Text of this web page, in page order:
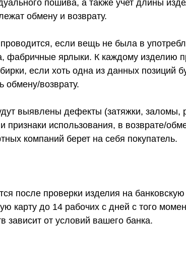
пошива, а также учет длины
обмену и возврату.
если вещь не была в
фабричные ярлыки. К каждому изделию
если хоть одна из данных позиций
обмену/возврату.
выявлены дефекты (затяжки, заломы,
признаки использования, в возврате/
компаний берет на себя покупатель.
после проверки изделия на
карту до 14 рабочих с дней с того
зависит от условий вашего банка.